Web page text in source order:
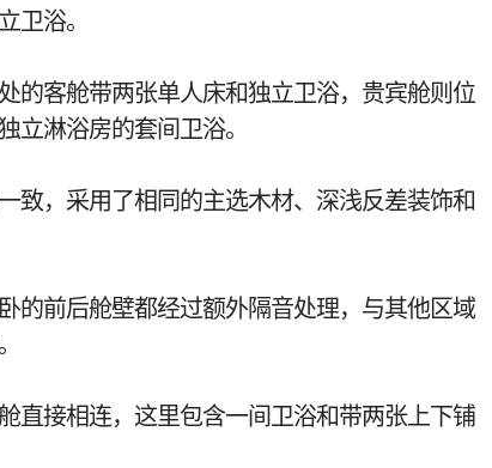
卫浴。
的客舱带两张单人床和独立卫浴，贵宾舱则位
立淋浴房的套间卫浴。
致，采用了相同的主选木材、深浅反差装饰和
的前后舱壁都经过额外隔音处理，与其他区域
直接相连，这里包含一间卫浴和带两张上下铺